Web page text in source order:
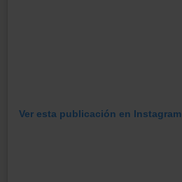
Ver esta publicación en Instagram